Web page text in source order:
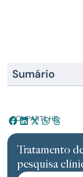
Sumário
COMPARTILHE:
Tratamento
pesquisa